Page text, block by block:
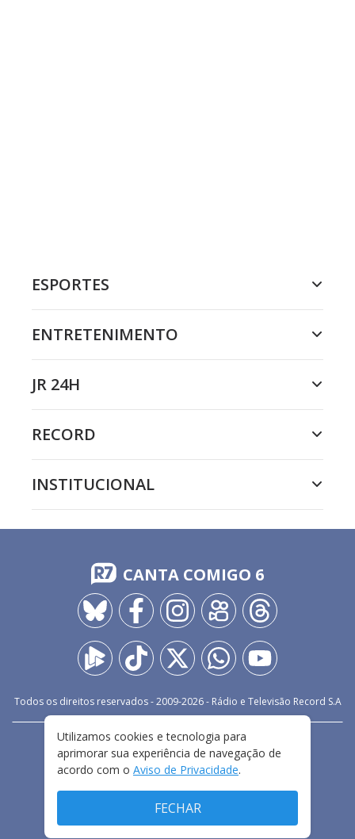
ESPORTES
ENTRETENIMENTO
JR 24H
RECORD
INSTITUCIONAL
CANTA COMIGO 6
Todos os direitos reservados - 2009-2026- Rádio e Televisão Record S.A
FALE CONOSCO
PRIVACIDADE
TERMOS E CONDIÇÕES DE USO
Utilizamos cookies e tecnologia para
aprimorar sua experiência de navegação de
acordo com o Aviso de Privacidade.
FECHAR